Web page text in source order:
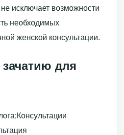
исключает возможности
необходимых
женской консультации.
зачатию для